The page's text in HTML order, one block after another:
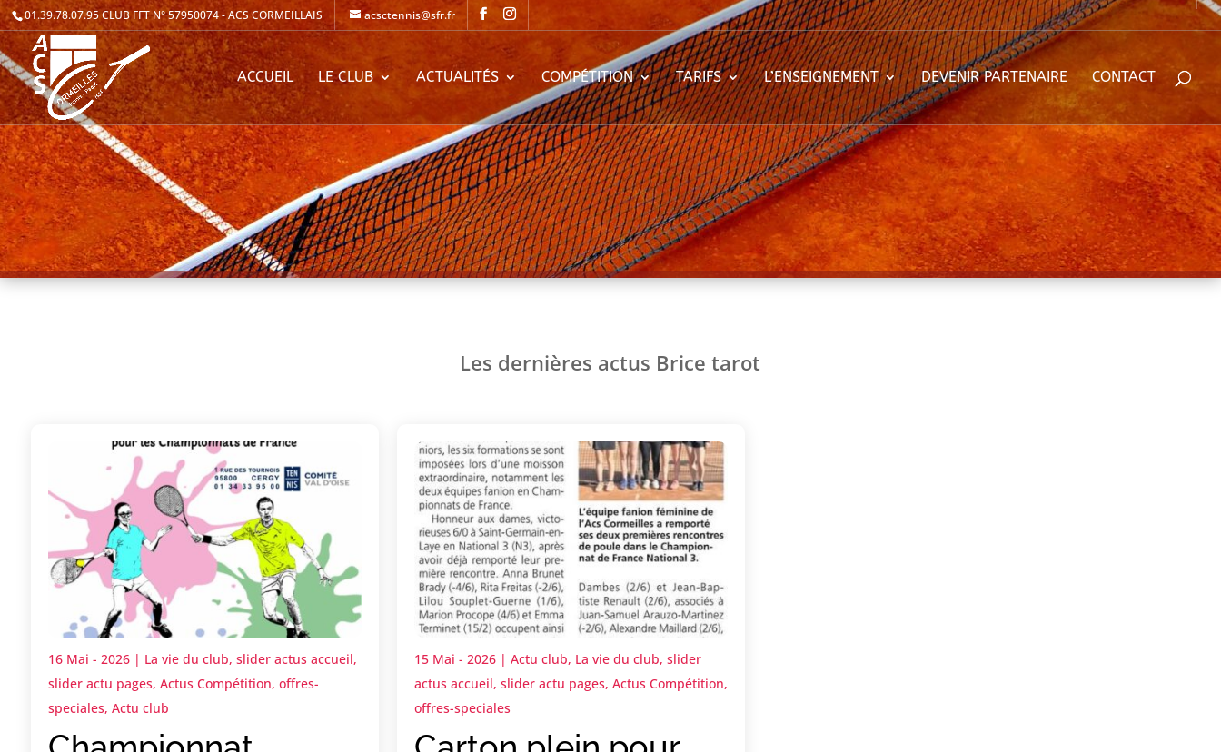
01.39.78.07.95CLUB FFT N° 57950074 - ACS CORMEILLAIS acsctennis@sfr.fr
ACCUEIL LE CLUB ACTUALITÉS COMPÉTITION TARIFS L’ENSEIGNEMENT DEVENIR PARTENAIRE CONTACT
Les dernières actus Brice tarot
16 Mai - 2026| La vie du club, slider actus accueil,
slider actu pages, Actus Compétition, offres-
speciales, Actu club
15 Mai - 2026| Actu club, La vie du club, slider
actus accueil, slider actu pages, Actus Compétition,
offres-speciales